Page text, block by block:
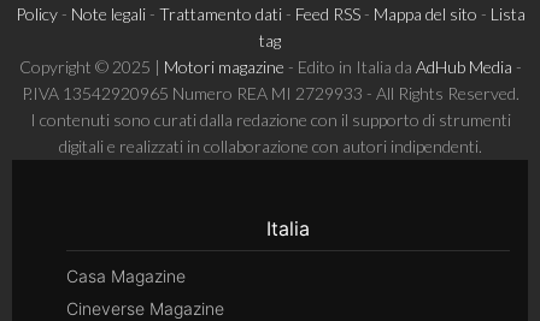
Policy- Note legali- Trattamento dati- Feed RSS- Mappa del sito - Lista
tag
Copyright © 2025 | Motori magazine - Edito in Italia da AdHub Media -
P.IVA 13542920965 Numero REA MI 2729933 - All Rights Reserved.
I contenuti sono curati dalla redazione con il supporto di strumenti
digitali e realizzati in collaborazione con autori indipendenti.
Italia
Casa Magazine
Cineverse Magazine